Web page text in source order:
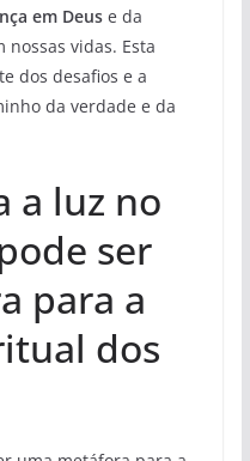
em Deuse da
nossas vidas. Esta
dos desafios e a
da verdade e da
a luz no
ser
para a
dos